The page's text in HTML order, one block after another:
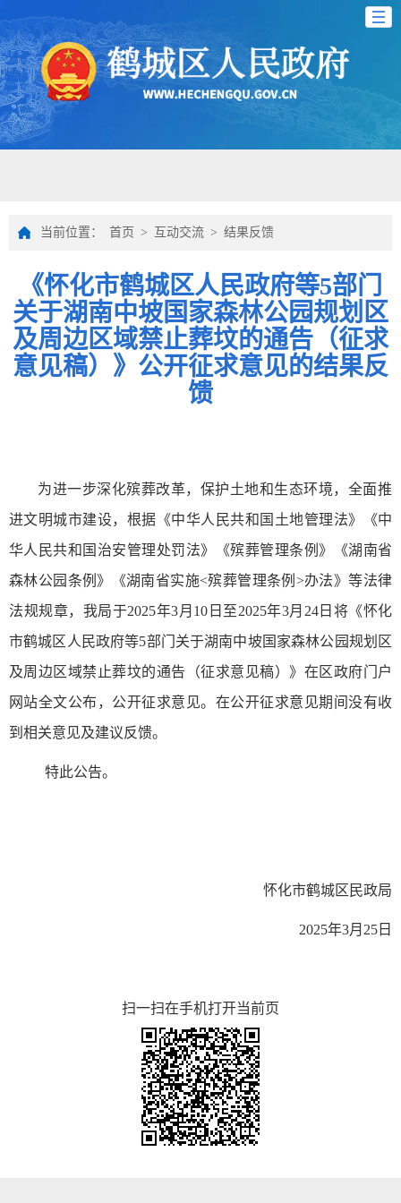
当前位置： 首页 > 互动交流 > 结果反馈
《怀化市鹤城区人民政府等5部门
关于湖南中坡国家森林公园规划区
及周边区域禁止葬坟的通告（征求
意见稿）》公开征求意见的结果反
馈
为进一步深化殡葬改革，保护土地和生态环境，全面推
进文明城市建设，根据《中华人民共和国土地管理法》《中
华人民共和国治安管理处罚法》《殡葬管理条例》《湖南省
森林公园条例》《湖南省实施<殡葬管理条例>办法》等法律
法规规章，我局于2025年3月10日至2025年3月24日将《怀化
市鹤城区人民政府等5部门关于湖南中坡国家森林公园规划区
及周边区域禁止葬坟的通告（征求意见稿）》在区政府门户
网站全文公布，公开征求意见。在公开征求意见期间没有收
到相关意见及建议反馈。
特此公告。
怀化市鹤城区民政局
2025年3月25日
扫一扫在手机打开当前页